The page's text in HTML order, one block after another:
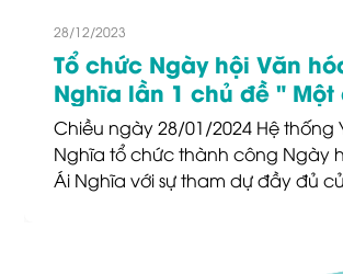
28/12/2023
Tổ chức Ngày hội Văn
Nghĩa lần 1 chủ đề " Một
một tầm nhìn"
Chiều ngày 28/01/2024 Hệ thống
Nghĩa tổ chức thành công Ngày
Ái Nghĩa với sự tham dự đầy đủ
hội quy tụ đội ngũ CBNV hệ